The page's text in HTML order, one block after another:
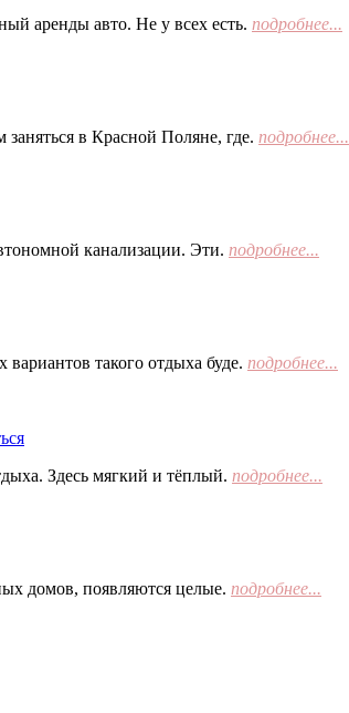
аренды авто. Не у всех есть. подробнее...
в Красной Поляне, где. подробнее...
канализации. Эти. подробнее...
такого отдыха буде. подробнее...
Здесь мягкий и тёплый. подробнее...
домов, появляются целые. подробнее...